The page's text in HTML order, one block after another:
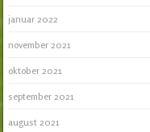
januar 2022
november 2021
oktober 2021
september 2021
august 2021